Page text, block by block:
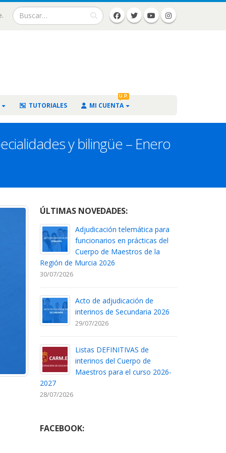
TUTORIALES MI CUENTA
U.P.
y bilingüe – Enero
ÚLTIMAS NOVEDADES:
Adjudicación telemática para
funcionarios en prácticas del
Cuerpo de Maestros de la
Región de Murcia 2026
30/07/2026
Acto de adjudicación de
interinos de Secundaria 2026
29/07/2026
Listas DEFINITIVAS de
interinos del Cuerpo de
Maestros para el curso 2026-
2027
28/07/2026
FACEBOOK: